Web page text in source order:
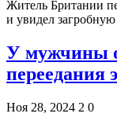
Житель Британии
и увидел
У мужчины
переедания
Ноя 28, 2024 2 0